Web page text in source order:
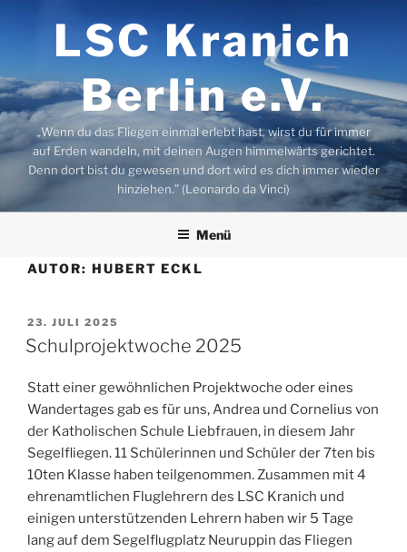
LSC Kranich
Berlin e.V.
„Wenn du das Fliegen einmal erlebt hast, wirst du für immer
auf Erden wandeln, mit deinen Augen himmelwärts gerichtet.
Denn dort bist du gewesen und dort wird es dich immer wieder
hinziehen.” (Leonardo da Vinci)
Menü
AUTOR: HUBERT ECKL
VERÖFFENTLICHT
AM
23. JULI 2025
Schulprojektwoche 2025
Statt einer gewöhnlichen Projektwoche oder eines
Wandertages gab es für uns, Andrea und Cornelius von
der Katholischen Schule Liebfrauen, in diesem Jahr
Segelfliegen. 11 Schülerinnen und Schüler der 7ten bis
10ten Klasse haben teilgenommen. Zusammen mit 4
ehrenamtlichen Fluglehrern des LSC Kranich und
einigen unterstützenden Lehrern haben wir 5 Tage
lang auf dem Segelflugplatz Neuruppin das Fliegen